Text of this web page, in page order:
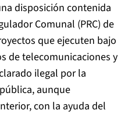
disposición contenida
Comunal (PRC) de
que ejecuten bajo
de telecomunicaciones y
ilegal por la
aunque
con la ayuda del